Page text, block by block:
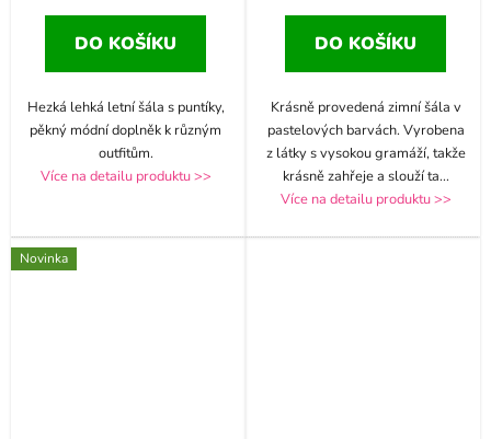
DO KOŠÍKU
Hezká lehká letní šála s puntíky,
pěkný módní doplněk k různým
outfitům.
Více na detailu produktu >>
DO KOŠÍKU
Krásně provedená zimní šála v
pastelových barvách. Vyrobena
z látky s vysokou gramáží, takže
krásně zahřeje a slouží ta...
Více na detailu produktu >>
Novinka